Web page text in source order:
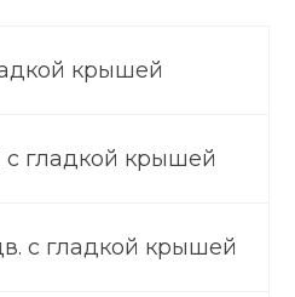
крышей
с гладкой крышей
с гладкой крышей